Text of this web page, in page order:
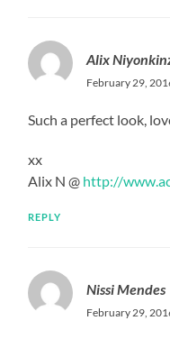
Alix
February 29,
Such a perfect look,
xx
Alix N @ http://
REPLY
Nissi Mendes
February 29,